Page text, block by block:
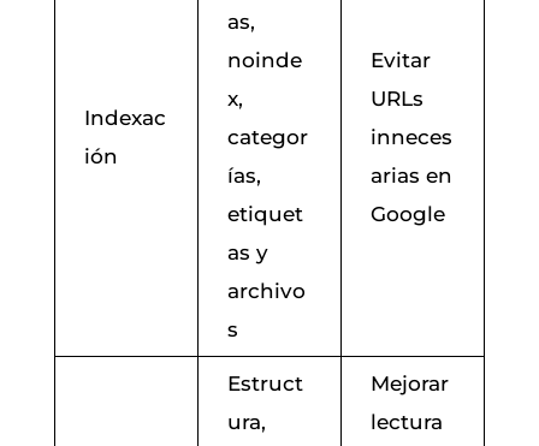
Indexac
ión
as,
noinde
x,
categor
ías,
etiquet
as y
archivo
s
Evitar
URLs
inneces
arias en
Google
Estruct
ura,
Mejorar
lectura